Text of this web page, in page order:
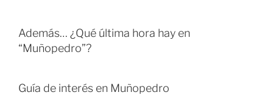
Además… ¿Qué última hora hay en
“Muñopedro”?
Guía de interés en Muñopedro